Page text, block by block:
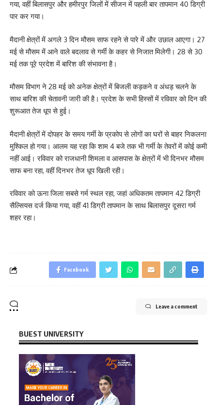
गया, वहीं बिलासपुर और हमीरपुर जिलों में सीजन में पहली बार तापमान 40 डिग्री
पार कर गया।
मैदानी क्षेत्रों में अगले 3 दिन मौसम साफ रहने से पारे में और उछाल आएगा। 27
मई से मौसम में आने वाले बदलाव से गर्मी के कहर से निजात मिलेगी। 28 से 30
मई तक पूरे प्रदेश में बारिश की संभावना है।
मौसम विभाग ने 28 मई को अनेक क्षेत्रों में बिजली कड़कने व अंधड़ चलने के
साथ बारिश की चेतावनी जारी की है। प्रदेश के सभी हिस्सों में रविवार को दिन की
शुरूआत तेज धूप से हुई।
मैदानी क्षेत्रों में दोपहर के समय गर्मी के प्रकोप से लोगों का घरों से बाहर निकलना
मुश्किल हो गया। आलम यह रहा कि शाम 4 बजे तक भी गर्मी के तेवरों में कोई कमी
नहीं आई। रविवार को राजधानी शिमला व आसपास के क्षेत्रों में भी दिनभर मौसम
साफ बना रहा, वहीं दिनभर तेज धूप खिली रही।
रविवार को ऊना जिला सबसे गर्म स्थल रहा, जहां अधिकतम तापमान 42 डिग्री
सैल्सियस दर्ज किया गया, वहीं 41 डिग्री तापमान के साथ बिलासपुर दूसरा गर्म
शहर रहा।
Facebook
Leave a comment
BUEST UNIVERSITY